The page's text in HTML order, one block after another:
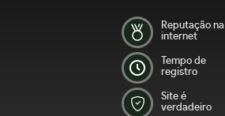
Reputação na
internet
Tempo de
registro
Site é
verdadeiro